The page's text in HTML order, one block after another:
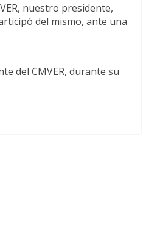
nuestro presidente,
del mismo, ante una
del CMVER, durante su